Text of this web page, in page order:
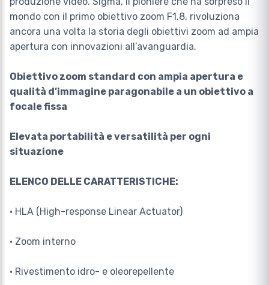
mondo con il primo obiettivo zoom F1.8, rivoluziona
ancora una volta la storia degli obiettivi zoom ad ampia
apertura con innovazioni all’avanguardia.
Obiettivo zoom standard con ampia apertura e
qualità d’immagine paragonabile a un obiettivo a
focale fissa
Elevata portabilità e versatilità per ogni
situazione
ELENCO DELLE CARATTERISTICHE:
• HLA (High-response Linear Actuator)
• Zoom interno
• Rivestimento idro- e oleorepellente